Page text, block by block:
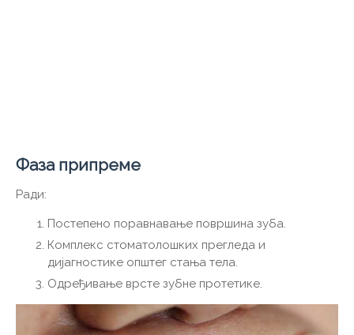
Фаза припреме
Ради:
Постепено поравнавање површина зуба.
Комплекс стоматолошких прегледа и
дијагностике општег стања тела.
Одређивање врсте зубне протетике.